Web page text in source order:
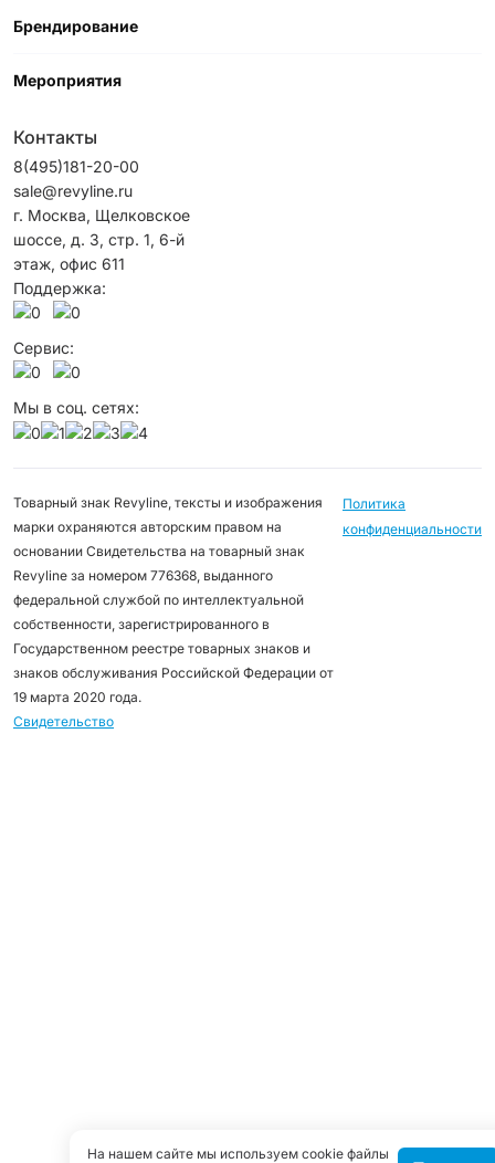
Брендирование
Мероприятия
Контакты
8(495)181-20-00
sale@revyline.ru
г. Москва, Щелковское
шоссе, д. 3, стр. 1, 6-й
этаж, офис 611
Поддержка:
Сервис:
Мы в соц. сетях:
Товарный знак Revyline, тексты и изображения
марки охраняются авторским правом на
основании Свидетельства на товарный знак
Revyline за номером 776368, выданного
федеральной службой по интеллектуальной
собственности, зарегистрированного в
Государственном реестре товарных знаков и
знаков обслуживания Российской Федерации от
19 марта 2020 года.
Свидетельство
Политика
конфиденциальности
На нашем сайте мы используем cookie файлы